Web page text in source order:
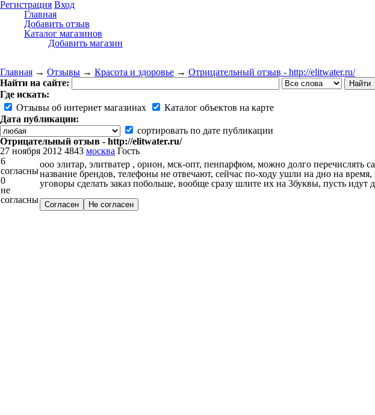
Регистрация Вход
Главная
Добавить отзыв
Каталог магазинов
Добавить магазин
Главная → Отзывы → Красота и здоровье → Отрицательный отзыв - http://elitwater.ru/
Найти на сайте:
Где искать:
Отзывы об интернет магазинах
Каталог объектов на карте
Дата публикации:
сортировать по дате публикации
Отрицательный отзыв - http://elitwater.ru/
27 ноября 2012 4843 москва Гость
6
согласны
0
не
согласны
ооо элитар, элитватер , орион, мск-опт, пенпарфюм, можно долго перечислять
название брендов, телефоны не отвечают, сейчас по-ходу ушли на дно на
уговоры сделать заказ побольше, вообще сразу шлите их на 3буквы, пусть